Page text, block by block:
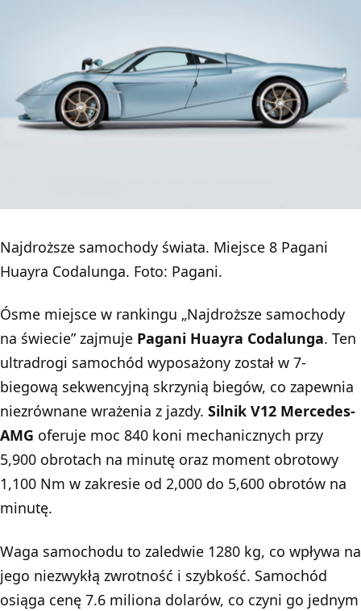
Najdroższe samochody świata. Miejsce 8 Pagani
Huayra Codalunga. Foto: Pagani.
Ósme miejsce w rankingu „Najdroższe samochody
na świecie” zajmuje Pagani Huayra Codalunga. Ten
ultradrogi samochód wyposażony został w 7-
biegową sekwencyjną skrzynią biegów, co zapewnia
niezrównane wrażenia z jazdy. Silnik V12 Mercedes-
AMG oferuje moc 840 koni mechanicznych przy
5,900 obrotach na minutę oraz moment obrotowy
1,100 Nm w zakresie od 2,000 do 5,600 obrotów na
minutę.
Waga samochodu to zaledwie 1280 kg, co wpływa na
jego niezwykłą zwrotność i szybkość. Samochód
osiąga cenę 7.6 miliona dolarów, co czyni go jednym